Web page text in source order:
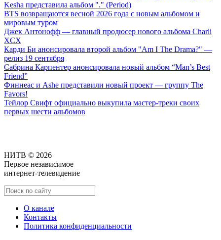
Kesha представила альбом "." (Period)
BTS возвращаются весной 2026 года с новым альбомом и
мировым туром
Джек Антонофф — главный продюсер нового альбома Charli
XCX
Карди Би анонсировала второй альбом "Am I The Drama?" —
релиз 19 сентября
Сабрина Карпентер анонсировала новый альбом “Man’s Best
Friend”
Финнеас и Ashe представили новый проект — группу The
Favors!
Тейлор Свифт официально выкупила мастер-треки своих
первых шести альбомов
НИТВ © 2026
Первое независимое
интернет-телевидение
О канале
Контакты
Политика конфиденциальности